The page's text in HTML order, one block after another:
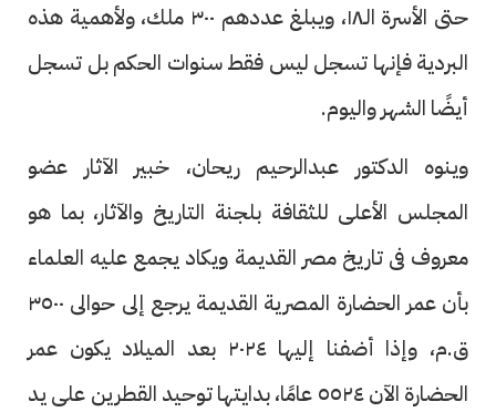
حتى الأسرة الـ١٨، ويبلغ عددهم ٣٠٠ ملك، ولأهمية هذه
البردية فإنها تسجل ليس فقط سنوات الحكم بل تسجل
أيضًا الشهر واليوم.
وينوه الدكتور عبدالرحيم ريحان، خبير الآثار عضو
المجلس الأعلى للثقافة بلجنة التاريخ والآثار، بما هو
معروف فى تاريخ مصر القديمة ويكاد يجمع عليه العلماء
بأن عمر الحضارة المصرية القديمة يرجع إلى حوالى ٣٥٠٠
ق.م، وإذا أضفنا إليها ٢٠٢٤ بعد الميلاد يكون عمر
الحضارة الآن ٥٥٢٤ عامًا، بدايتها توحيد القطرين على يد